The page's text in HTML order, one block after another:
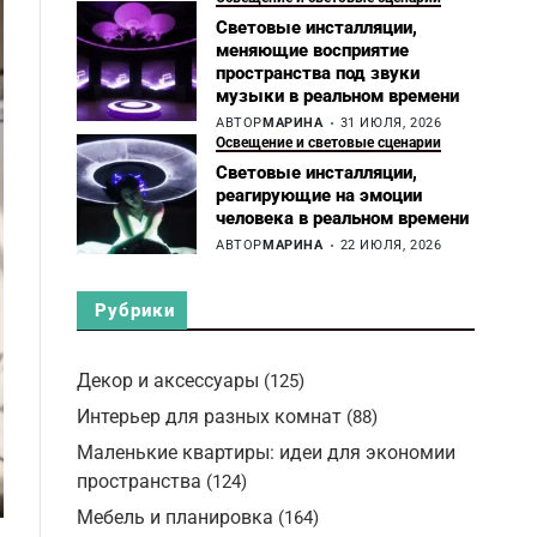
Световые инсталляции,
меняющие восприятие
пространства под звуки
музыки в реальном времени
АВТОР МАРИНА 31 ИЮЛЯ, 2026
Освещение и световые сценарии
Световые инсталляции,
реагирующие на эмоции
человека в реальном времени
АВТОР МАРИНА 22 ИЮЛЯ, 2026
Рубрики
Декор и аксессуары (125)
Интерьер для разных комнат (88)
Маленькие квартиры: идеи для экономии
пространства (124)
Мебель и планировка (164)